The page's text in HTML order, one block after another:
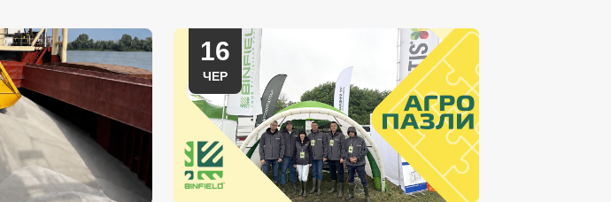
16
ЧЕР